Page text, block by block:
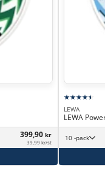
399,90 kr
39,99 kr/st
LEWA
LEWA
10 -pack